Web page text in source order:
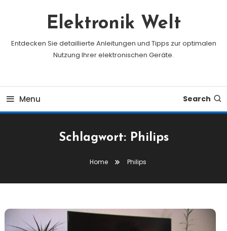
Elektronik Welt
Entdecken Sie detaillierte Anleitungen und Tipps zur optimalen
Nutzung Ihrer elektronischen Geräte.
Menu Search
Schlagwort: Philips
Home Philips